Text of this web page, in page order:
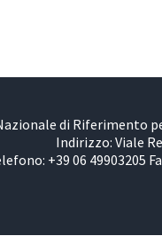
di Riferimento
Indirizzo: Viale
+39 06 49903205